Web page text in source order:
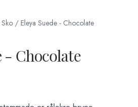
Sko / Eleya Suede - Chocolate
- Chocolate